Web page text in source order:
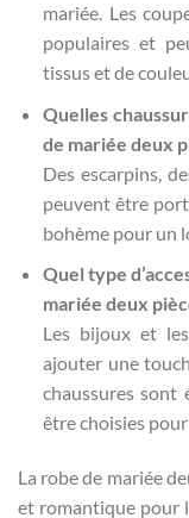
mariée. Les
populaires et
tissus et de
Quelles
de mariée deux
Des escarpins,
peuvent être
bohème pour un
Quel type
mariée deux
Les bijoux et
ajouter une
chaussures
être choisies
La robe de mariée
et romantique pour